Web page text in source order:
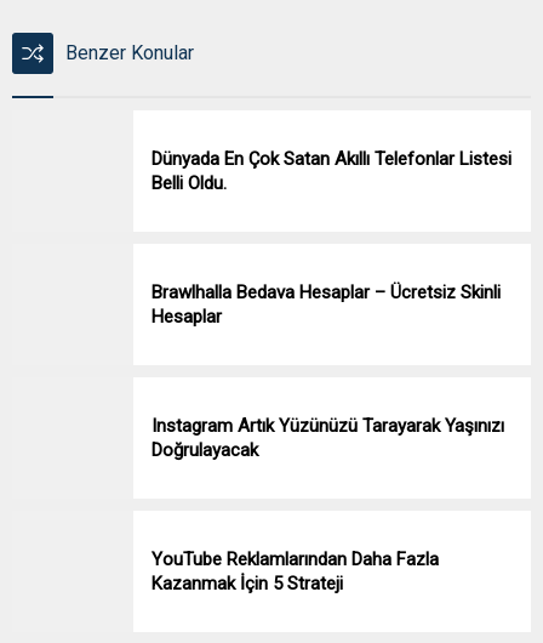
Benzer Konular
Dünyada En Çok Satan Akıllı Telefonlar Listesi
Belli Oldu.
Brawlhalla Bedava Hesaplar – Ücretsiz Skinli
Hesaplar
Instagram Artık Yüzünüzü Tarayarak Yaşınızı
Doğrulayacak
YouTube Reklamlarından Daha Fazla
Kazanmak İçin 5 Strateji